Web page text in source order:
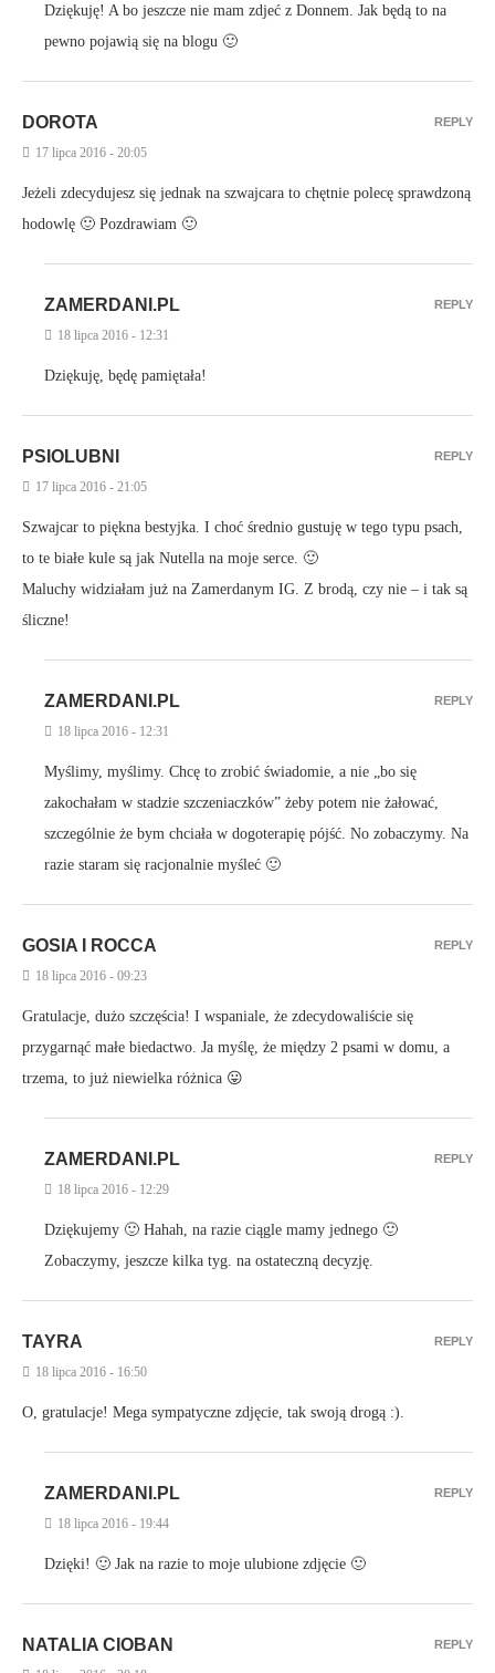
Dziękuję! A bo jeszcze nie mam zdjeć z Donnem. Jak będą to na
pewno pojawią się na blogu 🙂
DOROTA
17 lipca 2016 - 20:05
Jeżeli zdecydujesz się jednak na szwajcara to chętnie polecę sprawdzoną
hodowlę 🙂 Pozdrawiam 🙂
REPLY
ZAMERDANI.PL
18 lipca 2016 - 12:31
Dziękuję, będę pamiętała!
REPLY
PSIOLUBNI
17 lipca 2016 - 21:05
Szwajcar to piękna bestyjka. I choć średnio gustuję w tego typu psach,
to te białe kule są jak Nutella na moje serce. 🙂
Maluchy widziałam już na Zamerdanym IG. Z brodą, czy nie – i tak są
śliczne!
REPLY
ZAMERDANI.PL
18 lipca 2016 - 12:31
Myślimy, myślimy. Chcę to zrobić świadomie, a nie „bo się
zakochałam w stadzie szczeniaczków” żeby potem nie żałować,
szczególnie że bym chciała w dogoterapię pójść. No zobaczymy. Na
razie staram się racjonalnie myśleć 🙂
REPLY
GOSIA I ROCCA
18 lipca 2016 - 09:23
Gratulacje, dużo szczęścia! I wspaniale, że zdecydowaliście się
przygarnąć małe biedactwo. Ja myślę, że między 2 psami w domu, a
trzema, to już niewielka różnica 😛
REPLY
ZAMERDANI.PL
18 lipca 2016 - 12:29
Dziękujemy 🙂 Hahah, na razie ciągle mamy jednego 🙂
Zobaczymy, jeszcze kilka tyg. na ostateczną decyzję.
REPLY
TAYRA
18 lipca 2016 - 16:50
O, gratulacje! Mega sympatyczne zdjęcie, tak swoją drogą :).
REPLY
ZAMERDANI.PL
18 lipca 2016 - 19:44
Dzięki! 🙂 Jak na razie to moje ulubione zdjęcie 🙂
REPLY
NATALIA CIOBAN REPLY